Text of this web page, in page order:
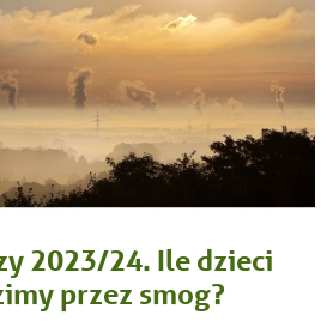
2023/24. Ile dzieci
przez smog?